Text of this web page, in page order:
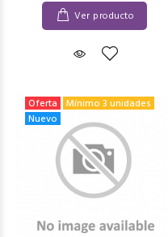
Ver producto
Oferta Mínimo 3 unidades
Nuevo